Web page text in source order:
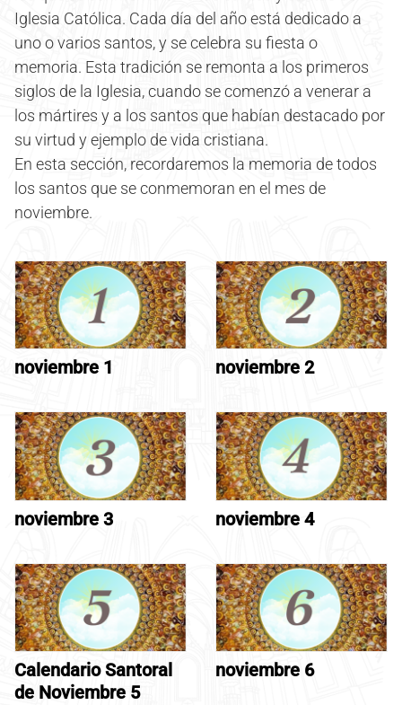
Iglesia Católica. Cada día del año está dedicado a
uno o varios santos, y se celebra su fiesta o
memoria. Esta tradición se remonta a los primeros
siglos de la Iglesia, cuando se comenzó a venerar a
los mártires y a los santos que habían destacado por
su virtud y ejemplo de vida cristiana.
En esta sección, recordaremos la memoria de todos
los santos que se conmemoran en el mes de
noviembre.
noviembre 1 noviembre 2
noviembre 3 noviembre 4
Calendario Santoral
de Noviembre 5
noviembre 6